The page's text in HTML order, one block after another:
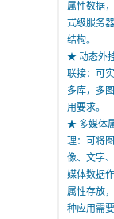
属性数据
式级服务
结构。
★ 动态外
联接：可
多库，多
用要求。
★ 多媒体
理：可将
像、文字
媒体数据
属性存放
种应用需要